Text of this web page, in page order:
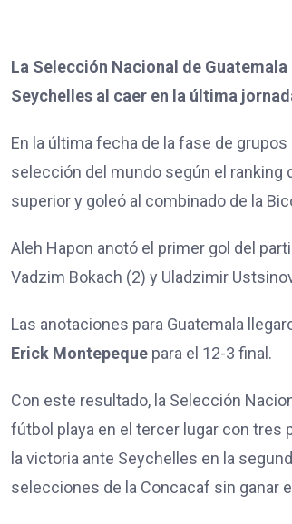
La Selección Nacional de
Seychelles al caer en la última
En la última fecha de la fase de
selección del mundo según el ranking
superior y goleó al combinado de la
Aleh Hapon anotó el primer gol del
Vadzim Bokach (2) y Uladzimir
Las anotaciones para Guatemala
Erick Montepeque para el 12-3 final.
Con este resultado, la Selección
fútbol playa en el tercer lugar con tres
la victoria ante Seychelles en la
selecciones de la Concacaf sin ganar